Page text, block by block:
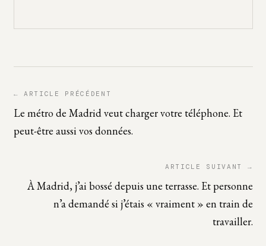
← ARTICLE PRÉCÉDENT
Le métro de Madrid veut charger votre téléphone. Et
peut-être aussi vos données.
ARTICLE SUIVANT →
À Madrid, j’ai bossé depuis une terrasse. Et personne
n’a demandé si j’étais « vraiment » en train de
travailler.